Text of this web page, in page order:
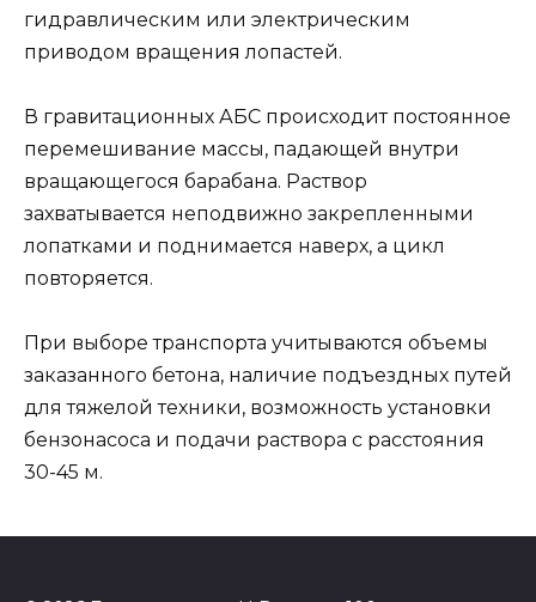
гидравлическим или электрическим
приводом вращения лопастей.
В гравитационных АБС происходит постоянное
перемешивание массы, падающей внутри
вращающегося барабана. Раствор
захватывается неподвижно закрепленными
лопатками и поднимается наверх, а цикл
повторяется.
При выборе транспорта учитываются объемы
заказанного бетона, наличие подъездных путей
для тяжелой техники, возможность установки
бензонасоса и подачи раствора с расстояния
30-45 м.